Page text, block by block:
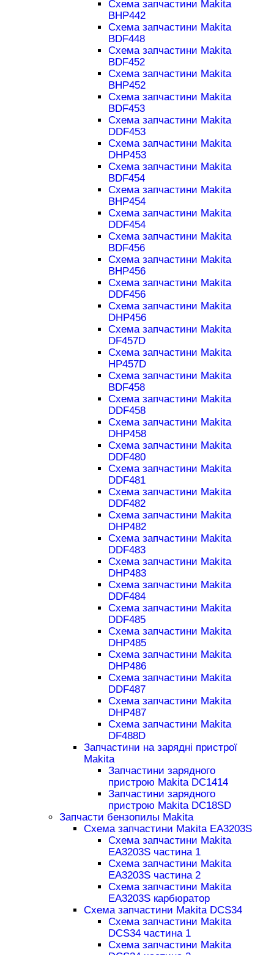
Схема запчастини Makita
BHP442
Схема запчастини Makita
BDF448
Схема запчастини Makita
BDF452
Схема запчастини Makita
BHP452
Схема запчастини Makita
BDF453
Схема запчастини Makita
DDF453
Схема запчастини Makita
DHP453
Схема запчастини Makita
BDF454
Схема запчастини Makita
BHP454
Схема запчастини Makita
DDF454
Схема запчастини Makita
BDF456
Схема запчастини Makita
BHP456
Схема запчастини Makita
DDF456
Схема запчастини Makita
DHP456
Схема запчастини Makita
DF457D
Схема запчастини Makita
HP457D
Схема запчастини Makita
BDF458
Схема запчастини Makita
DDF458
Схема запчастини Makita
DHP458
Схема запчастини Makita
DDF480
Схема запчастини Makita
DDF481
Схема запчастини Makita
DDF482
Схема запчастини Makita
DHP482
Схема запчастини Makita
DDF483
Схема запчастини Makita
DHP483
Схема запчастини Makita
DDF484
Схема запчастини Makita
DDF485
Схема запчастини Makita
DHP485
Схема запчастини Makita
DHP486
Схема запчастини Makita
DDF487
Схема запчастини Makita
DHP487
Схема запчастини Makita
DF488D
Запчастини на зарядні пристрої
Makita
Запчастини зарядного
пристрою Makita DC1414
Запчастини зарядного
пристрою Makita DC18SD
Запчасти бензопилы Makita
Схема запчастини Makita EA3203S
Схема запчастини Makita
EA3203S частина 1
Схема запчастини Makita
EA3203S частина 2
Схема запчастини Makita
EA3203S карбюратор
Схема запчастини Makita DCS34
Схема запчастини Makita
DCS34 частина 1
Схема запчастини Makita